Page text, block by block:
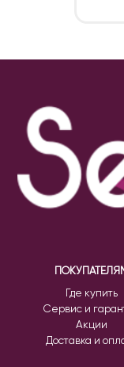
Где купить
Сервис и
Акции
Доставка и